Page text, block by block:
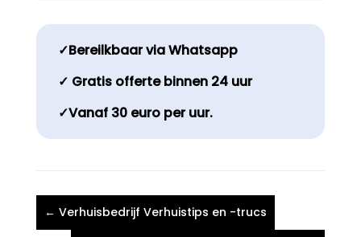
✓Bereilkbaar via Whatsapp
✓ Gratis offerte binnen 24 uur
✓Vanaf 30 euro per uur.
← Verhuisbedrijf Verhuistips en -trucs